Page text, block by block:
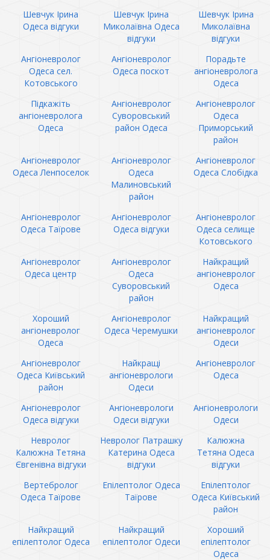
Шевчук Ірина
Одеса відгуки
Шевчук Ірина
Миколаївна Одеса
відгуки
Шевчук Ірина
Миколаївна
відгуки
Ангіоневролог
Одеса сел.
Котовського
Ангіоневролог
Одеса поскот
Порадьте
ангіоневролога
Одеса
Підкажіть
ангіоневролога
Одеса
Ангіоневролог
Суворовський
район Одеса
Ангіоневролог
Одеса
Приморський
район
Ангіоневролог
Одеса Ленпоселок
Ангіоневролог
Одеса
Малиновський
район
Ангіоневролог
Одеса Слобідка
Ангіоневролог
Одеса Таїрове
Ангіоневролог
Одеса відгуки
Ангіоневролог
Одеса селище
Котовського
Ангіоневролог
Одеса центр
Ангіоневролог
Одеса
Суворовський
район
Найкращий
ангіоневролог
Одеса
Хороший
ангіоневролог
Одеса
Ангіоневролог
Одеса Черемушки
Найкращий
ангіоневролог
Одеси
Ангіоневролог
Одеса Київський
район
Найкращі
ангіоневрологи
Одеси
Ангіоневролог
Одеса
Ангіоневролог
Одеса відгуки
Ангіоневрологи
Одеси відгуки
Ангіоневрологи
Одеси
Невролог
Калюжна Тетяна
Євгенівна відгуки
Невролог Патрашку
Катерина Одеса
відгуки
Калюжна
Тетяна Одеса
відгуки
Вертебролог
Одеса Таїрове
Епілептолог Одеса
Таїрове
Епілептолог
Одеса Київський
район
Найкращий
епілептолог Одеса
Найкращий
епілептолог Одеси
Хороший
епілептолог
Одеса